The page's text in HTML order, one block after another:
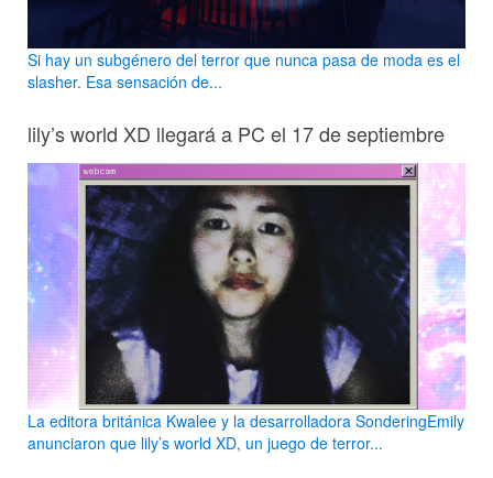
Si hay un subgénero del terror que nunca pasa de moda es el
slasher. Esa sensación de...
lily’s world XD llegará a PC el 17 de septiembre
La editora británica Kwalee y la desarrolladora SonderingEmily
anunciaron que lily’s world XD, un juego de terror...